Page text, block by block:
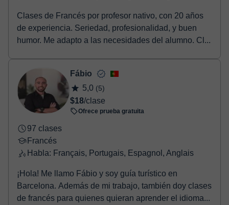
Clases de Francés por profesor nativo, con 20 años
de experiencia. Seriedad, profesionalidad, y buen
humor. Me adapto a las necesidades del alumno. Cl...
Fábio
5,0 (5)
$18/clase
Ofrece prueba gratuita
97 clases
Francés
Habla: Français, Portugais, Espagnol, Anglais
¡Hola! Me llamo Fábio y soy guía turístico en
Barcelona. Además de mi trabajo, también doy clases
de francés para quienes quieran aprender el idioma...